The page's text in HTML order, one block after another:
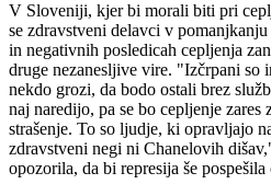
V Sloveniji, kjer bi morali biti pri
se zdravstveni delavci v
in negativnih posledicah cepljenja
druge nezanesljive vire. "Izčrpani so
nekdo grozi, da bodo ostali brez
naj naredijo, pa se bo cepljenje zares
strašenje. To so ljudje, ki opravljajo
zdravstveni negi ni Chanelovih
opozorila, da bi represija še